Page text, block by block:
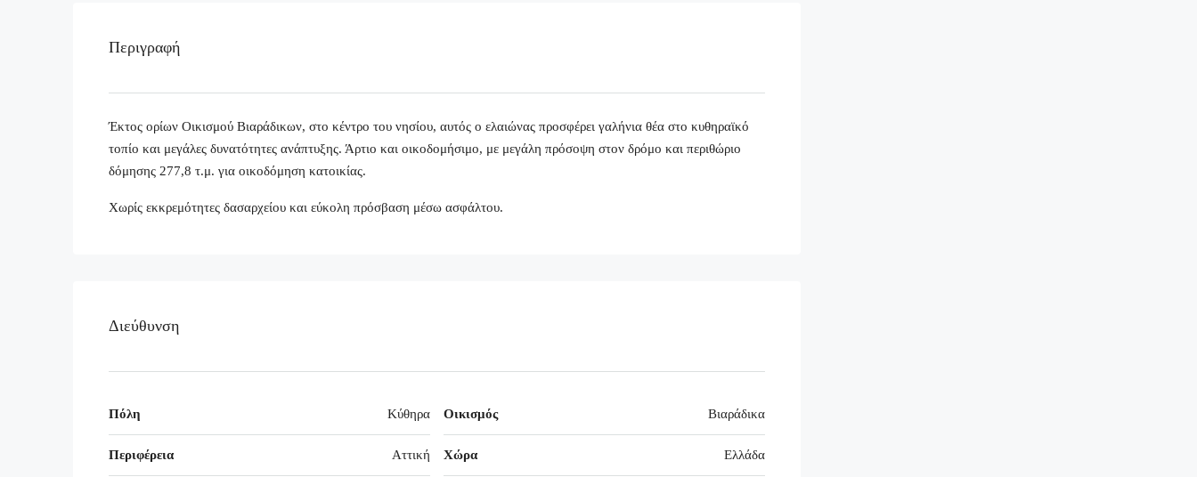
Περιγραφή
Έκτος ορίων Οικισμού Βιαράδικων, στο κέντρο του νησίου, αυτός ο ελαιώνας προσφέρει γαλήνια θέα στο κυθηραϊκό
τοπίο και μεγάλες δυνατότητες ανάπτυξης. Άρτιο και οικοδομήσιμο, με μεγάλη πρόσοψη στον δρόμο και περιθώριο
δόμησης 277,8 τ.μ. για οικοδόμηση κατοικίας.
Χωρίς εκκρεμότητες δασαρχείου και εύκολη πρόσβαση μέσω ασφάλτου.
Διεύθυνση
Πόλη Κύθηρα
Περιφέρεια Αττική
Οικισμός Βιαράδικα
Χώρα Ελλάδα